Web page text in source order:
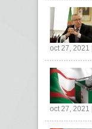
oct 27, 2021 |
oct 27, 2021 |